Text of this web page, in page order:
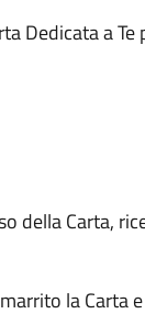
Dedicata a Te
della Carta,
la Carta